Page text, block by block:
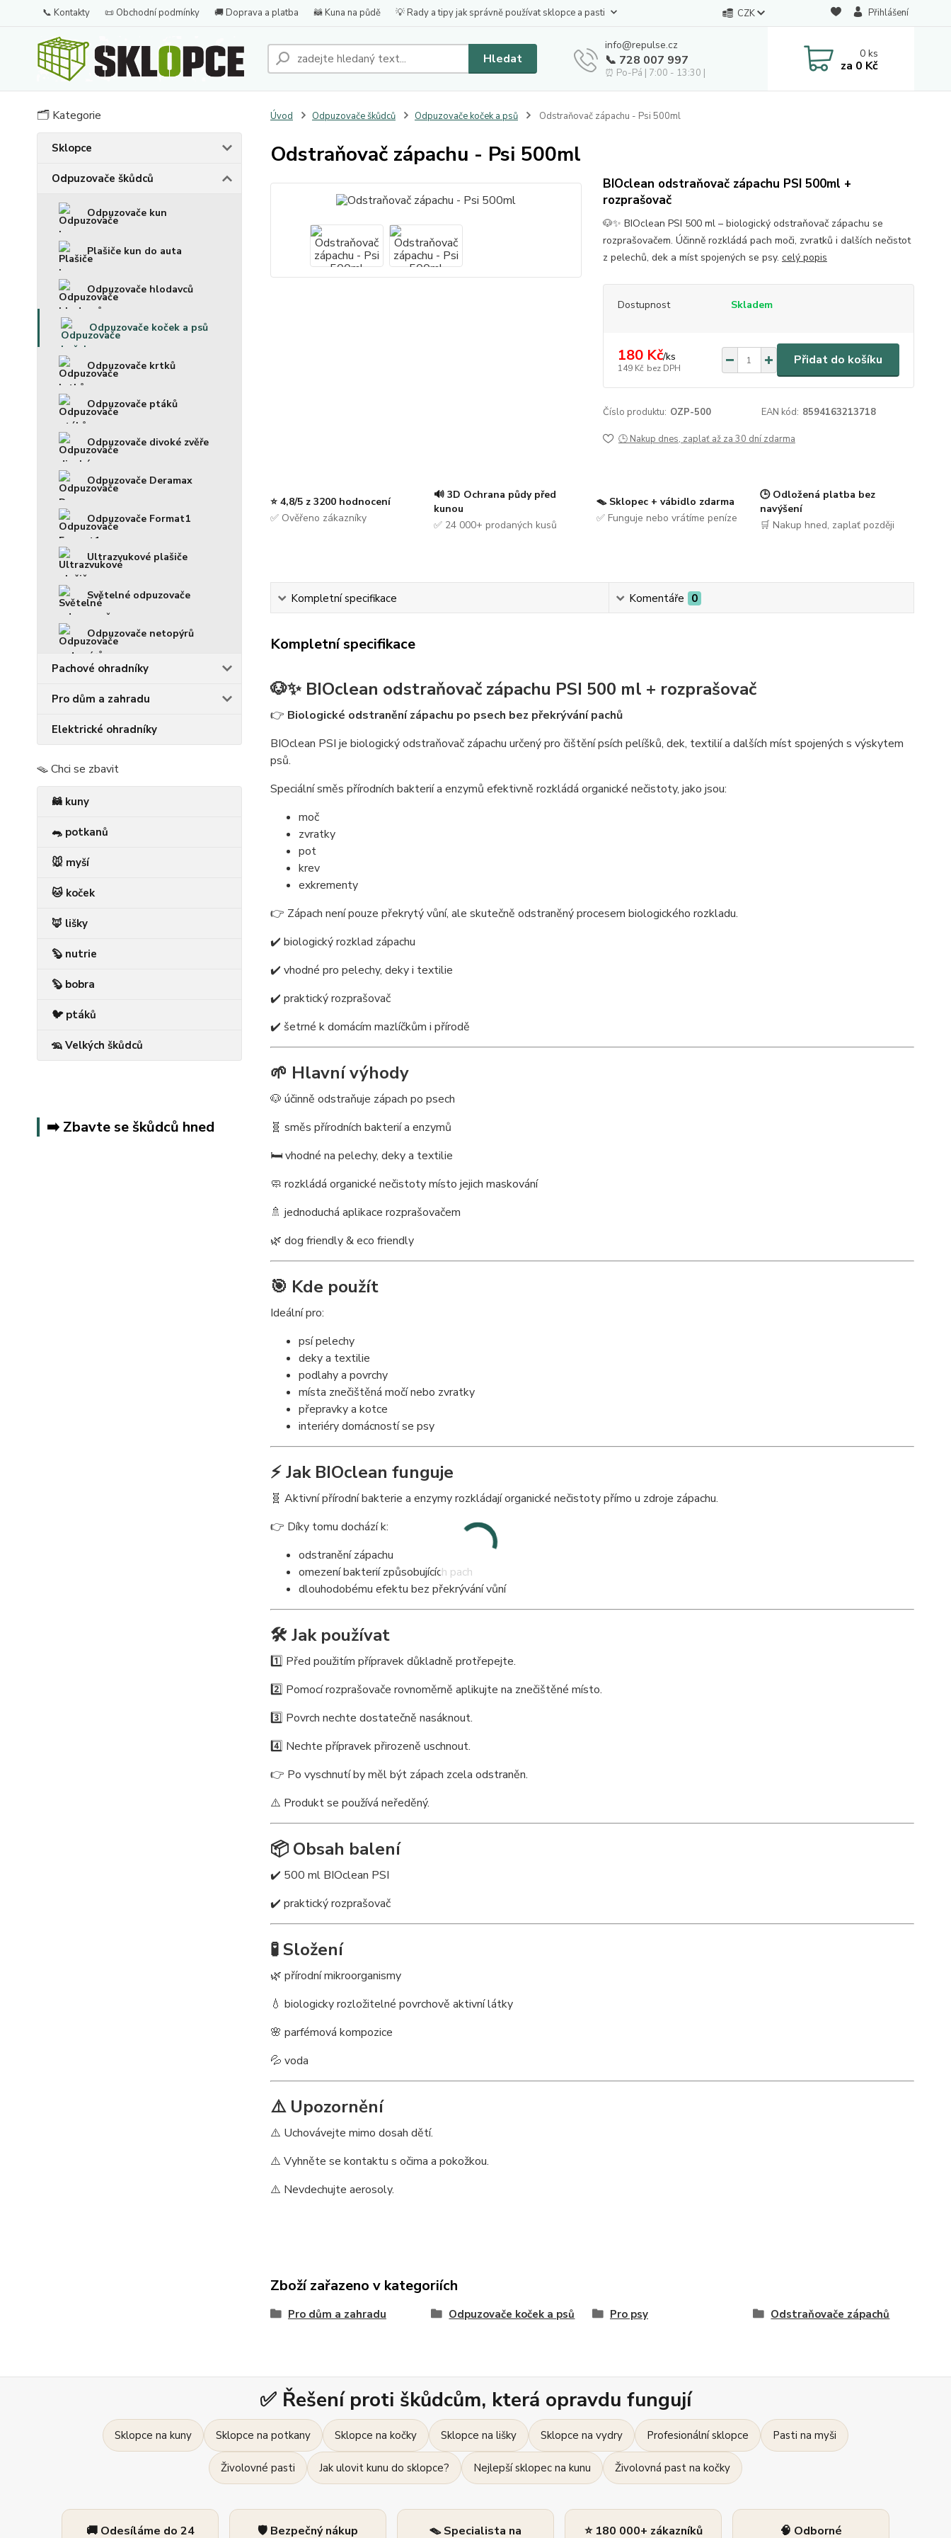
📞 Kontakty 📜 Obchodní podmínky 🚚 Doprava a platba 🦝 Kuna na půdě 💡 Rady a tipy jak správně používat sklopce a pasti CZK Přihlášení
Hledat
info@repulse.cz
📞 728 007 997
⏰ Po-Pá | 7:00 - 13:30 |
0ks
za 0 Kč
🗂️ Kategorie
Sklopce
Odpuzovače škůdců
Odpuzovače kun
Plašiče kun do auta
Odpuzovače hlodavců
Odpuzovače koček a psů
Odpuzovače krtků
Odpuzovače ptáků
Odpuzovače divoké zvěře
Odpuzovače Deramax
Odpuzovače Format1
Ultrazvukové plašiče
Světelné odpuzovače
Odpuzovače netopýrů
Pachové ohradníky
Pro dům a zahradu
Elektrické ohradníky
🪤 Chci se zbavit
🦝 kuny
🐀 potkanů
🐭 myší
🐱 koček
🦊 lišky
🦫 nutrie
🦫 bobra
🐦 ptáků
🦡 Velkých škůdců
➡️ Zbavte se škůdců hned
Úvod Odpuzovače škůdců Odpuzovače koček a psů Odstraňovač zápachu - Psi 500ml
Odstraňovač zápachu - Psi 500ml
BIOclean odstraňovač zápachu PSI 500ml +
rozprašovač
🐶✨ BIOclean PSI 500 ml – biologický odstraňovač zápachu se
rozprašovačem. Účinně rozkládá pach moči, zvratků i dalších nečistot
z pelechů, dek a míst spojených se psy. celý popis
Dostupnost Skladem
180 Kč/ks
149 Kč bez DPH
Přidat do košíku
Číslo produktu: OZP-500 EAN kód: 8594163213718
🕒 Nakup dnes, zaplať až za 30 dní zdarma
⭐ 4,8/5 z 3200 hodnocení
✅ Ověřeno zákazníky
🔊 3D Ochrana půdy před
kunou
✅ 24 000+ prodaných kusů
🪤 Sklopec + vábidlo zdarma
✅ Funguje nebo vrátíme peníze
🕒 Odložená platba bez
navýšení
🛒 Nakup hned, zaplať později
Kompletní specifikace Komentáře 0
Kompletní specifikace
🐶✨ BIOclean odstraňovač zápachu PSI 500 ml + rozprašovač
👉 Biologické odstranění zápachu po psech bez překrývání pachů
BIOclean PSI je biologický odstraňovač zápachu určený pro čištění psích pelíšků, dek, textilií a dalších míst spojených s výskytem
psů.
Speciální směs přírodních bakterií a enzymů efektivně rozkládá organické nečistoty, jako jsou:
moč
zvratky
pot
krev
exkrementy
👉 Zápach není pouze překrytý vůní, ale skutečně odstraněný procesem biologického rozkladu.
✔️ biologický rozklad zápachu
✔️ vhodné pro pelechy, deky i textilie
✔️ praktický rozprašovač
✔️ šetrné k domácím mazlíčkům i přírodě
🌱 Hlavní výhody
🐶 účinně odstraňuje zápach po psech
🧬 směs přírodních bakterií a enzymů
🛏️ vhodné na pelechy, deky a textilie
🧼 rozkládá organické nečistoty místo jejich maskování
🚿 jednoduchá aplikace rozprašovačem
🌿 dog friendly & eco friendly
🎯 Kde použít
Ideální pro:
psí pelechy
deky a textilie
podlahy a povrchy
místa znečištěná močí nebo zvratky
přepravky a kotce
interiéry domácností se psy
⚡ Jak BIOclean funguje
🧬 Aktivní přírodní bakterie a enzymy rozkládají organické nečistoty přímo u zdroje zápachu.
👉 Díky tomu dochází k:
odstranění zápachu
omezení bakterií způsobujících pach
dlouhodobému efektu bez překrývání vůní
🛠️ Jak používat
1️⃣ Před použitím přípravek důkladně protřepejte.
2️⃣ Pomocí rozprašovače rovnoměrně aplikujte na znečištěné místo.
3️⃣ Povrch nechte dostatečně nasáknout.
4️⃣ Nechte přípravek přirozeně uschnout.
👉 Po vyschnutí by měl být zápach zcela odstraněn.
⚠️ Produkt se používá neředěný.
📦 Obsah balení
✔️ 500 ml BIOclean PSI
✔️ praktický rozprašovač
🧪 Složení
🌿 přírodní mikroorganismy
💧 biologicky rozložitelné povrchově aktivní látky
🌸 parfémová kompozice
💦 voda
⚠️ Upozornění
⚠️ Uchovávejte mimo dosah dětí.
⚠️ Vyhněte se kontaktu s očima a pokožkou.
⚠️ Nevdechujte aerosoly.
Zboží zařazeno v kategoriích
Pro dům a zahradu Odpuzovače koček a psů Pro psy Odstraňovače zápachů
✅ Řešení proti škůdcům, která opravdu fungují
Sklopce na kuny Sklopce na potkany Sklopce na kočky Sklopce na lišky Sklopce na vydry Profesionální sklopce Pasti na myši
Živolovné pasti Jak ulovit kunu do sklopce? Nejlepší sklopec na kunu Živolovná past na kočky
🚚 Odesíláme do 24 🛡️ Bezpečný nákup 🪤 Specialista na ⭐ 180 000+ zákazníků 🧠 Odborné